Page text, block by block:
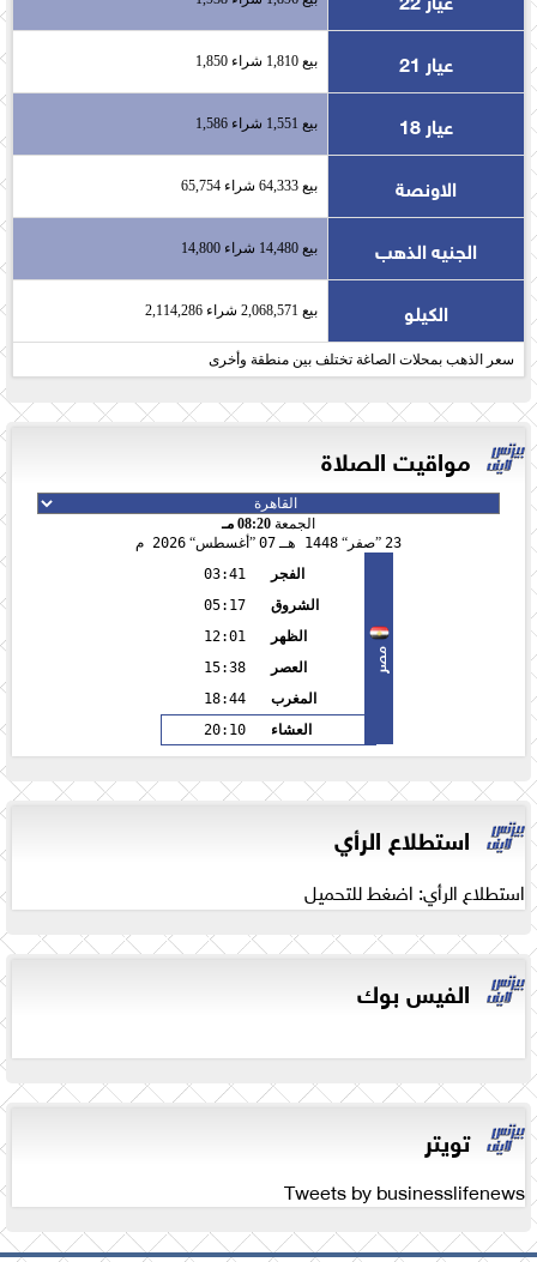
عيار 21 بيع 1,810 شراء 1,850
عيار 18 بيع 1,551 شراء 1,586
الاونصة بيع 64,333 شراء 65,754
الجنيه الذهب بيع 14,480 شراء 14,800
الكيلو بيع 2,068,571 شراء 2,114,286
سعر الذهب بمحلات الصاغة تختلف بين منطقة وأخرى
مواقيت الصلاة
الجمعة 08:20 مـ
23 صفر 1448 هـ 07 أغسطس 2026 م
مصر
الفجر
03:41
الشروق
05:17
الظهر
12:01
العصر
15:38
المغرب
18:44
العشاء
20:10
استطلاع الرأي
استطلاع الرأي: اضغط للتحميل
الفيس بوك
تويتر
Tweets by businesslifenews